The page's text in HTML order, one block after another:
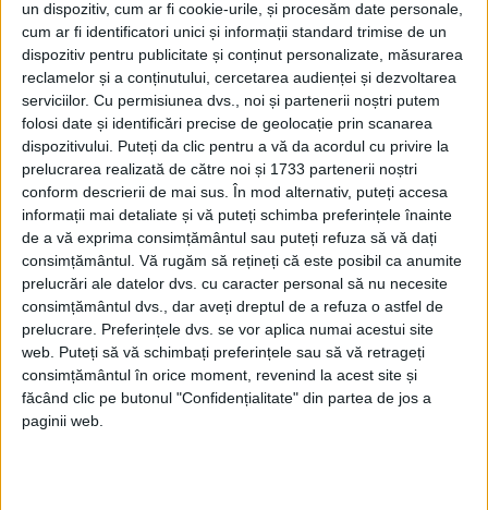
un dispozitiv, cum ar fi cookie-urile, și procesăm date personale,
cum ar fi identificatori unici și informații standard trimise de un
dispozitiv pentru publicitate și conținut personalizate, măsurarea
reclamelor și a conținutului, cercetarea audienței și dezvoltarea
serviciilor. Cu permisiunea dvs., noi și partenerii noștri putem
folosi date și identificări precise de geolocație prin scanarea
dispozitivului. Puteți da clic pentru a vă da acordul cu privire la
prelucrarea realizată de către noi și 1733 partenerii noștri
conform descrierii de mai sus. În mod alternativ, puteți accesa
informații mai detaliate și vă puteți schimba preferințele înainte
de a vă exprima consimțământul sau puteți refuza să vă dați
consimțământul. Vă rugăm să rețineți că este posibil ca anumite
prelucrări ale datelor dvs. cu caracter personal să nu necesite
consimțământul dvs., dar aveți dreptul de a refuza o astfel de
prelucrare. Preferințele dvs. se vor aplica numai acestui site
web. Puteți să vă schimbați preferințele sau să vă retrageți
consimțământul în orice moment, revenind la acest site și
făcând clic pe butonul "Confidențialitate" din partea de jos a
paginii web.
Datorită faptului că avea o voce puternică
și că putea cânta, comandanții de tabără l-
au lăsat să cânte pentru ei. Pentru
comandanții lagărului a fost amuzant când
l-au pus să se ducă la radio și să citească
unul dintre discursurile lui Stalin. „Practic,
m-au dus până la postul de radio, unde a
trebuit să citesc cuvintele celui care îmi era
dușman.”